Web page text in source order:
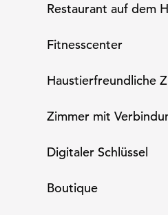
Restaurant auf dem
Fitnesscenter
Haustier­freundliche
Zimmer mit
Digitaler Schlüssel
Boutique